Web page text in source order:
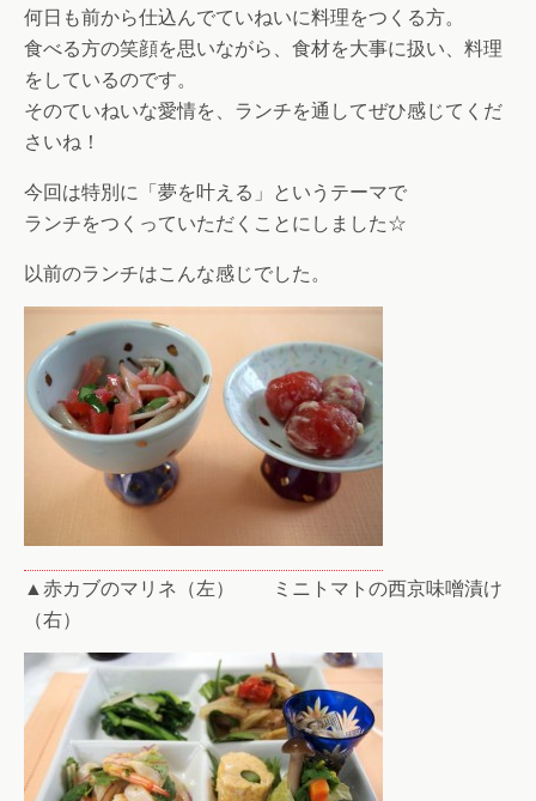
何日も前から仕込んでていねいに料理をつくる方。
食べる方の笑顔を思いながら、食材を大事に扱い、料理
をしているのです。
そのていねいな愛情を、ランチを通してぜひ感じてくだ
さいね！
今回は特別に「夢を叶える」というテーマで
ランチをつくっていただくことにしました☆
以前のランチはこんな感じでした。
▲赤カブのマリネ（左） ミニトマトの西京味噌漬け
（右）